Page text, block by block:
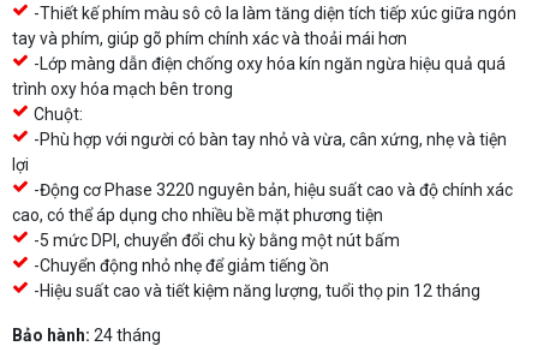
-Thiết kế phím màu sô cô la làm tăng diện tích tiếp xúc giữa ngón
tay và phím, giúp gõ phím chính xác và thoải mái hơn
-Lớp màng dẫn điện chống oxy hóa kín ngăn ngừa hiệu quả quá
trình oxy hóa mạch bên trong
Chuột:
-Phù hợp với người có bàn tay nhỏ và vừa, cân xứng, nhẹ và tiện
lợi
-Động cơ Phase 3220 nguyên bản, hiệu suất cao và độ chính xác
cao, có thể áp dụng cho nhiều bề mặt phương tiện
-5 mức DPI, chuyển đổi chu kỳ bằng một nút bấm
-Chuyển động nhỏ nhẹ để giảm tiếng ồn
-Hiệu suất cao và tiết kiệm năng lượng, tuổi thọ pin 12 tháng
Bảo hành: 24 tháng